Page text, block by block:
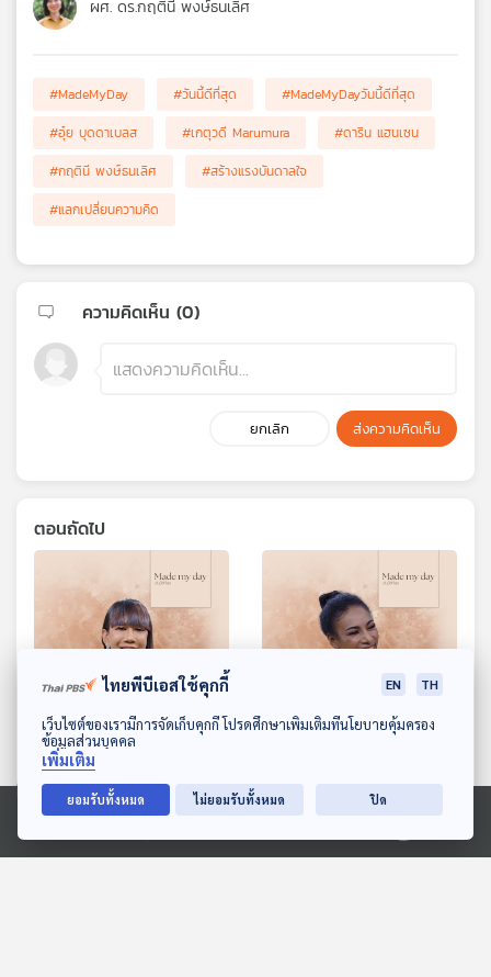
ดาวน์โหลด Thai PBS Podcast Application
Ⓒ 2020 องค์การกระจายเสียงและแพร่ภาพสาธารณะแห่งประเทศไทย
ผศ. ดร.กฤตินี พงษ์ธนเลิศ
#MadeMyDay #วันนี้ดีที่สุด
#MadeMyDayวันนี้ดีที่สุด
#อุ๋ย บุดดาเบลส
#เกตุวดี Marumura
#ดาริน แฮนเซน
#กฤตินี พงษ์ธนเลิศ
#สร้างแรงบันดาลใจ
#แลกเปลี่ยนความคิด
ความคิดเห็น (0)
ยกเลิก ส่งความคิดเห็น
ตอนถัดไป
EP. 9: หนังสือรื้อ (ระบบ)
ชีวิต - เจนนี่ ปาหนัน
(ต้อง) สู้ชีวิต - จิมมี่ พัชร
ฎา ฟูซูอมากวา
ไทยพีบีเอสใช้คุกกี้ EN TH
เว็บไซต์ของเรามีการจัดเก็บคุกกี้ โปรดศึกษาเพิ่มเติมที่นโยบายคุ้มครอง
ข้อมูลส่วนบุคคล
เพิ่มเติม
ยอมรับทั้งหมด ไม่ยอมรับทั้งหมด ปิด